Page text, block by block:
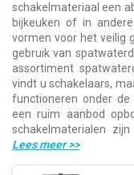
schakelmateriaal een
bijkeuken of in
vormen voor het veilig
gebruik van
assortiment
vindt u schakelaars,
functioneren onder
een ruim aanbod
schakelmaterialen
Lees meer>>